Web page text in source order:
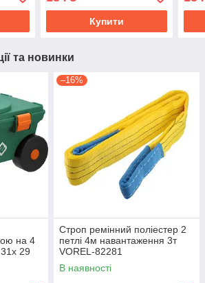
Купити
та новинки
на 4
29
кгFLO-
–16%
Строп ремінний поліестер 2
петлі 4м навантаження 3т
VOREL-82281
В наявності